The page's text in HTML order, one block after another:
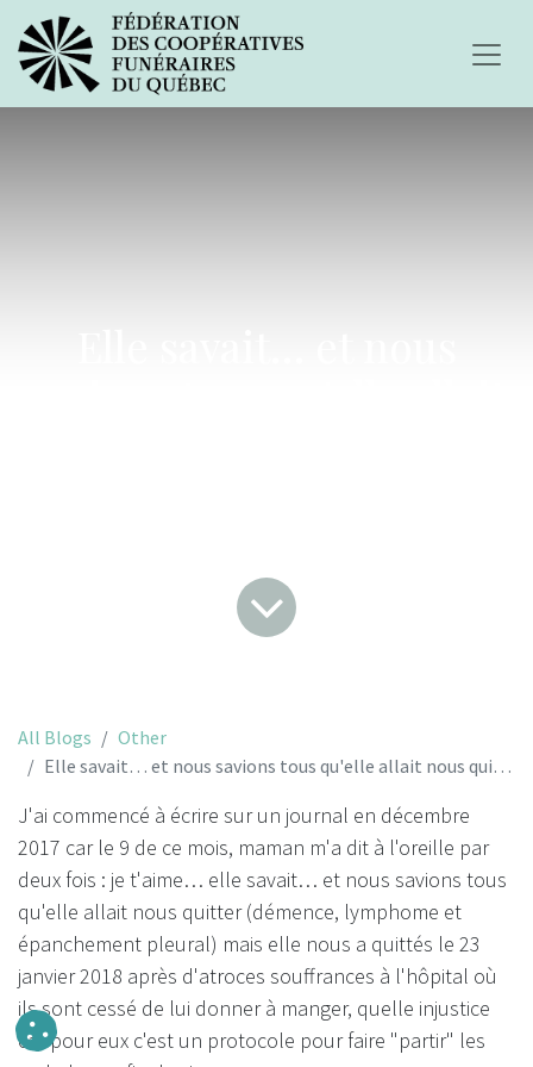
All Blogs
Other
Elle savait… et nous savions tous qu'elle allait nous quitter.
J'ai commencé à écrire sur un journal en décembre
2017 car le 9 de ce mois, maman m'a dit à l'oreille par
deux fois : je t'aime… elle savait… et nous savions tous
qu'elle allait nous quitter (démence, lymphome et
épanchement pleural) mais elle nous a quittés le 23
janvier 2018 après d'atroces souffrances à l'hôpital où
ils sont cessé de lui donner à manger, quelle injustice
car pour eux c'est un protocole pour faire "partir" les